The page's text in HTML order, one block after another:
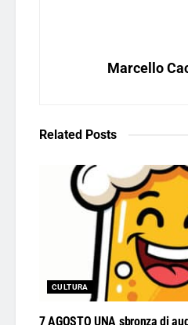
Marcello
Related Posts
CULTURA
7 AGOSTO UNA sbronza di